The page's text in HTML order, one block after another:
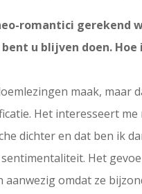
romantici gerekend
bent u blijven doen.
maak,
Het interesseert
dichter en dat ben ik
Het
aanwezig omdat ze